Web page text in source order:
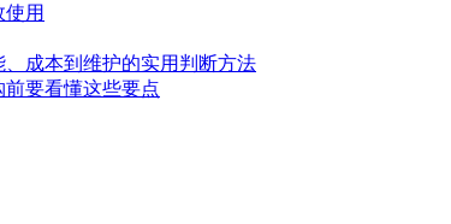
用
成本到维护的实用判断方法
要看懂这些要点